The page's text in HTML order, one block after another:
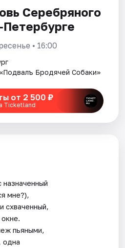
Серебряного
Петербурге
• 16:00
Бродячей Собаки»
от 2 500 ₽
Ticketland
мне?),
схваченный,
пьяными,
одна